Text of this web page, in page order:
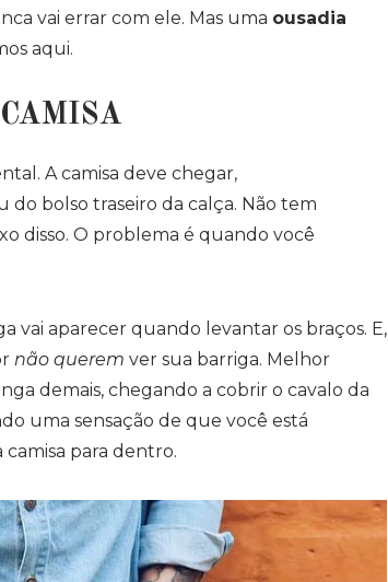
vai errar com ele. Mas uma ousadia
aqui.
A camisa deve chegar,
bolso traseiro da calça. Não tem
disso. O problema é quando você
vai aparecer quando levantar os braços. E,
não querem ver sua barriga. Melhor
demais, chegando a cobrir o cavalo da
uma sensação de que você está
camisa para dentro.